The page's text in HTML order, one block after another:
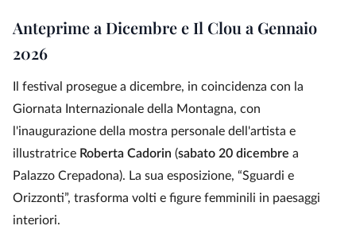
Anteprime a Dicembre e Il Clou a Gennaio
2026
Il festival prosegue a dicembre, in coincidenza con la
Giornata Internazionale della Montagna, con
l'inaugurazione della mostra personale dell'artista e
illustratrice Roberta Cadorin (sabato 20 dicembre a
Palazzo Crepadona). La sua esposizione, “Sguardi e
Orizzonti”, trasforma volti e figure femminili in paesaggi
interiori.